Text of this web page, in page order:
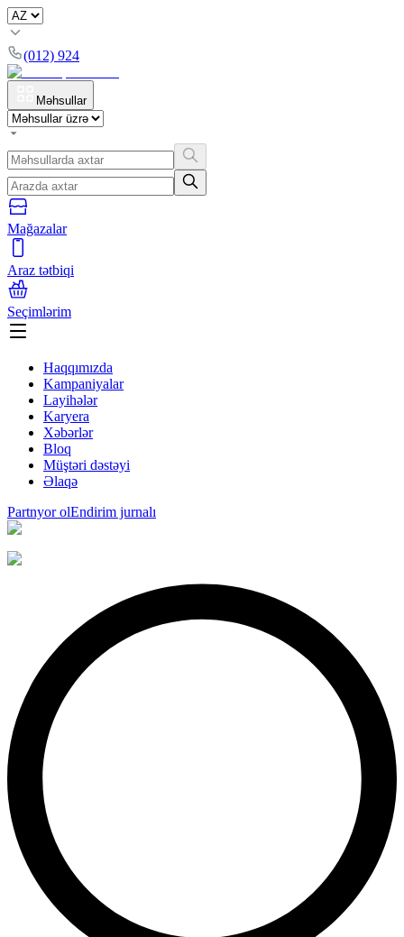
(012) 924
Məhsullar
Mağazalar
Araz tətbiqi
Seçimlərim
Haqqımızda
Kampaniyalar
Layihələr
Karyera
Xəbərlər
Bloq
Müştəri dəstəyi
Əlaqə
Partnyor olEndirim jurnalı